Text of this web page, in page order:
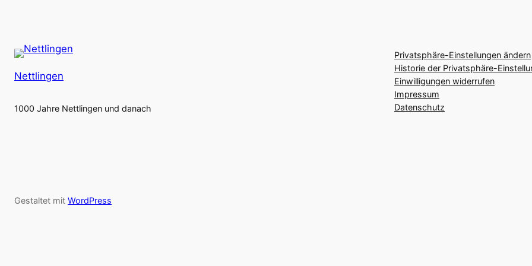
Nettlingen
1000 Jahre Nettlingen und danach
Privatsphäre-Einstellungen ändern
Historie der Privatsphäre-
Einwilligungen widerrufen
Impressum
Datenschutz
Gestaltet mit WordPress